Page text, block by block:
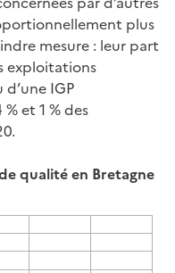
plus
mesure : leur part
exploitations
IGP
et 1 % des
qualité en Bretagne